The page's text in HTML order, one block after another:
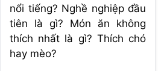
nổi tiếng? Nghề nghiệp đầu
tiên là gì? Món ăn không
thích nhất là gì? Thích chó
hay mèo?